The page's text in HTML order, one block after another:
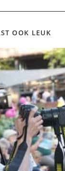
OOK LEUK